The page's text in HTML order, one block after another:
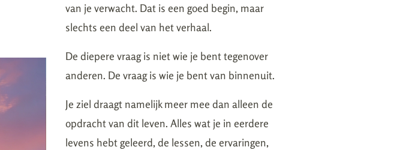
van je verwacht. Dat is een goed begin, maar
slechts een deel van het verhaal.
De diepere vraag is niet wie je bent tegenover
anderen. De vraag is wie je bent van binnenuit.
Je ziel draagt namelijk meer mee dan alleen de
opdracht van dit leven. Alles wat je in eerdere
levens hebt geleerd, de lessen, de ervaringen,